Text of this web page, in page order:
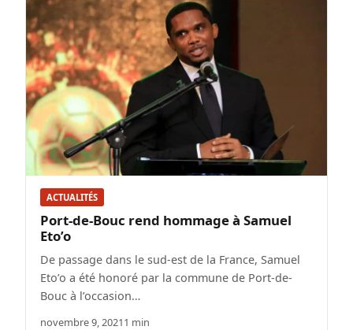
ACTUALITÉS
Port-de-Bouc rend hommage à Samuel
Eto’o
De passage dans le sud-est de la France, Samuel
Eto’o a été honoré par la commune de Port-de-
Bouc à l’occasion…
novembre 9, 20211 min